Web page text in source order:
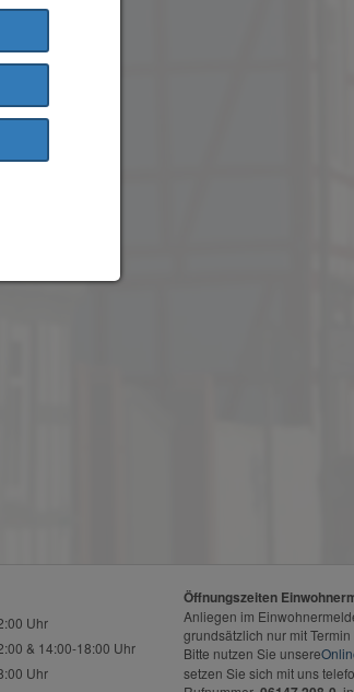
Uhr
& 14:00-18:00 Uhr
Uhr
Öffnungszeiten
Anliegen im
grundsätzlich nur mit Termin
Bitte nutzen Sie unsere
setzen Sie sich mit uns